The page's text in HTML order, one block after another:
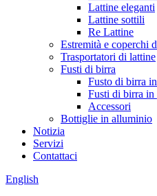
Lattine eleganti
Lattine sottili
Re Lattine
Estremità e coperchi
Trasportatori di lattine
Fusti di birra
Fusto di birra
Fusti di birra
Accessori
Bottiglie in alluminio
Notizia
Servizi
Contattaci
English